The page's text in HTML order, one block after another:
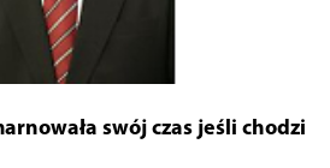
swój czas jeśli chodzi